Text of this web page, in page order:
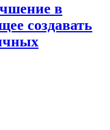
в
создавать